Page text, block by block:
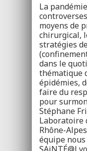
La
moyens de
chirurgical,
stratégies
dans le
thématique
épidémies,
faire du
pour
Stéphane
Laboratoire
Rhône-
équipe